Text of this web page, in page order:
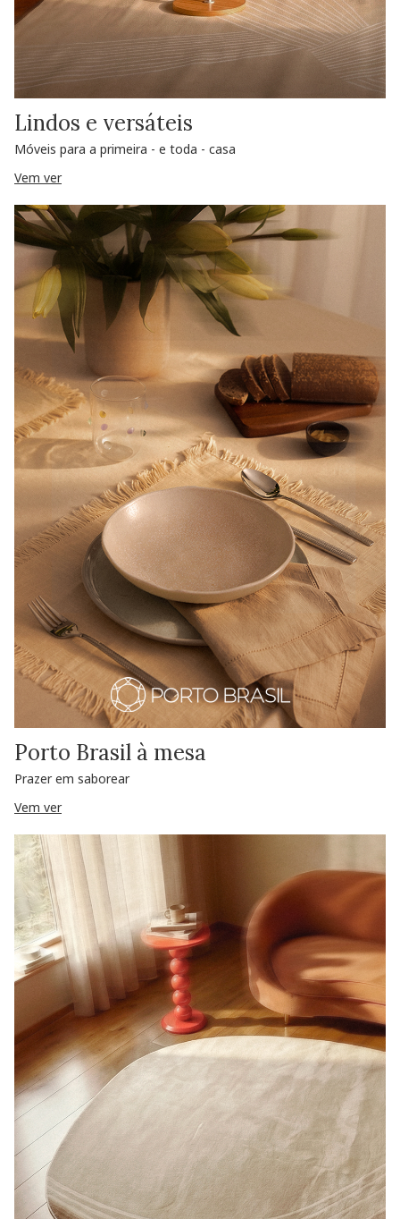
Lindos e versáteis
Móveis para a primeira - e toda - casa
Vem ver
Porto Brasil à mesa
Prazer em saborear
Vem ver